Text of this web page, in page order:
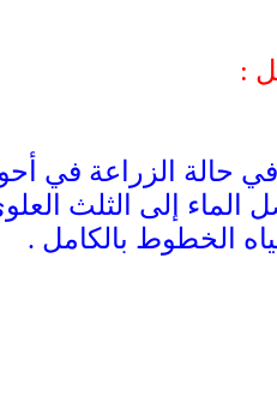
:
في حالة الزراعة في
الماء إلى الثلث
الخطوط بالكامل .